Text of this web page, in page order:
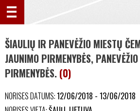
ŠIAULIŲ IR PANEVĖŽIO MIESTŲ
JAUNIMO PIRMENYBĖS,
PIRMENYBĖS. (0)
NORISES DATUMS:12/06/2018 - 13/06/2018